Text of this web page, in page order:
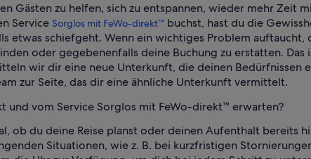
Gästen zu helfen, sich zu entspannen, wieder mehr Zeit
Service Sorglos mit FeWo-direkt™ buchst, hast du die
etwas schiefgeht. Wenn ein wichtiges Problem
oder gegebenenfalls deine Buchung zu erstatten.
wir dir eine neue Unterkunft, die deinen Bedürfnissen
zur Seite, das dir eine ähnliche Unterkunft vermittelt.
und vom Service Sorglos mit FeWo-direkt™ erwarten?
ob du deine Reise planst oder deinen Aufenthalt bereits
Situationen, wie z. B. bei kurzfristigen